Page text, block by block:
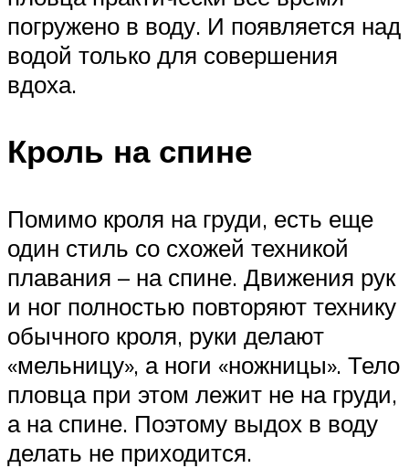
погружено в воду. И появляется над
водой только для совершения
вдоха.
Кроль на спине
Помимо кроля на груди, есть еще
один стиль со схожей техникой
плавания – на спине. Движения рук
и ног полностью повторяют технику
обычного кроля, руки делают
«мельницу», а ноги «ножницы». Тело
пловца при этом лежит не на груди,
а на спине. Поэтому выдох в воду
делать не приходится.